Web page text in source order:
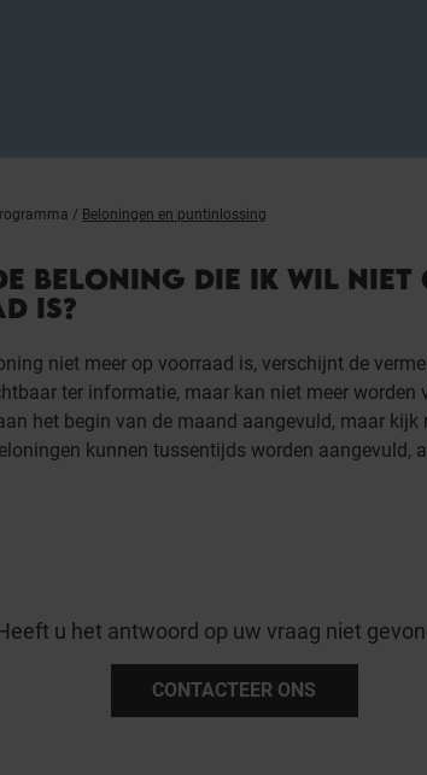
/ Beloningen en puntinlossing
BELONING DIE IK WIL NIET
IS?
niet meer op voorraad is, verschijnt de
ter informatie, maar kan niet meer worden
het begin van de maand aangevuld, maar kijk
kunnen tussentijds worden aangevuld,
u het antwoord op uw vraag niet
CONTACTEER ONS